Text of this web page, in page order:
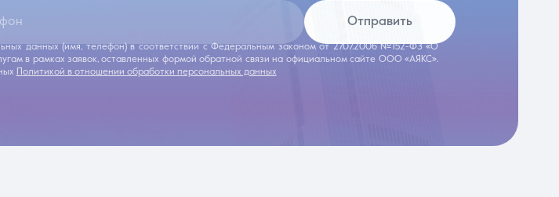
Отправить
данных (имя, телефон) в соответствии с Федеральным законом от 27.07.2006 №152-ФЗ «О
в рамках заявок, оставленных формой обратной связи на официальном сайте ООО «АЯКС».
Политикой в отношении обработки персональных данных